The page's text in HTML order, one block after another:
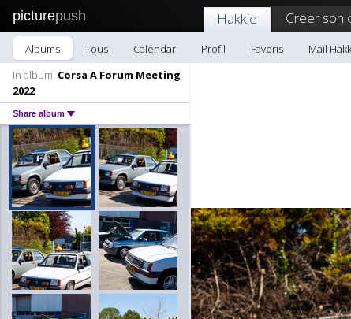
picturepush Hakkie Creer son
Albums Tous Calendar Profil Favoris
Mail
In album: Corsa A Forum Meeting
2022
Share album